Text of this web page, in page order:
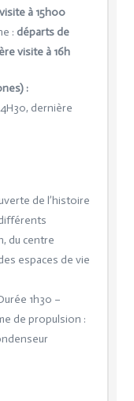
à 15h00
: départs de
visite à 16h
:
dernière
de l’histoire
du centre
espaces de vie
1h30 –
de propulsion :